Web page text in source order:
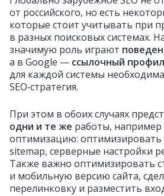
от российского, но есть
которые стоит учитывать при
в разных поисковых системах.
значимую роль играют
а в Google — ссылочный
для каждой системы
SEO‑стратегия.
При этом в обоих случаях
одни и те же работы, например
оптимизацию:
sitemap, серверные настройки
Также важно оптимизировать
и мобильную версию сайта,
перелинковку и разместить